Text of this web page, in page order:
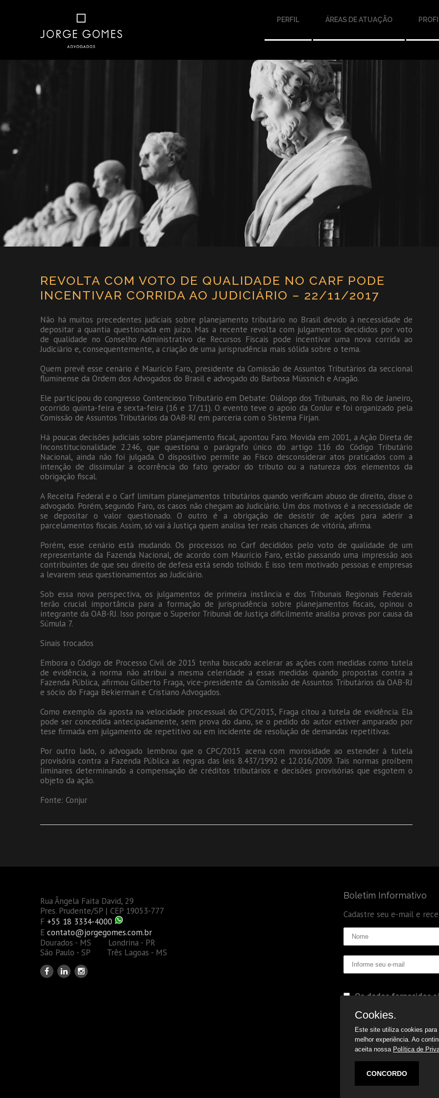
PERFIL ÁREAS DE ATUAÇÃO
REVOLTA COM VOTO DE QUALIDADE NO CARF PODE
INCENTIVAR CORRIDA AO JUDICIÁRIO – 22/11/2017
Não há muitos precedentes judiciais sobre planejamento tributário no Brasil devido à necessidade de
depositar a quantia questionada em juízo. Mas a recente revolta com julgamentos decididos por voto
de qualidade no Conselho Administrativo de Recursos Fiscais pode incentivar uma nova corrida ao
Judiciário e, consequentemente, a criação de uma jurisprudência mais sólida sobre o tema.
Quem prevê esse cenário é Maurício Faro, presidente da Comissão de Assuntos Tributários da seccional
fluminense da Ordem dos Advogados do Brasil e advogado do Barbosa Müssnich e Aragão.
Ele participou do congresso Contencioso Tributário em Debate: Diálogo dos Tribunais, no Rio de Janeiro,
ocorrido quinta-feira e sexta-feira (16 e 17/11). O evento teve o apoio da ConJur e foi organizado pela
Comissão de Assuntos Tributários da OAB-RJ em parceria com o Sistema Firjan.
Há poucas decisões judiciais sobre planejamento fiscal, apontou Faro. Movida em 2001, a Ação Direta de
Inconstitucionalidade 2.246, que questiona o parágrafo único do artigo 116 do Código Tributário
Nacional, ainda não foi julgada. O dispositivo permite ao Fisco desconsiderar atos praticados com a
intenção de dissimular a ocorrência do fato gerador do tributo ou a natureza dos elementos da
obrigação fiscal.
A Receita Federal e o Carf limitam planejamentos tributários quando verificam abuso de direito, disse o
advogado. Porém, segundo Faro, os casos não chegam ao Judiciário. Um dos motivos é a necessidade de
se depositar o valor questionado. O outro é a obrigação de desistir de ações para aderir a
parcelamentos fiscais. Assim, só vai à Justiça quem analisa ter reais chances de vitória, afirma.
Porém, esse cenário está mudando. Os processos no Carf decididos pelo voto de qualidade de um
representante da Fazenda Nacional, de acordo com Maurício Faro, estão passando uma impressão aos
contribuintes de que seu direito de defesa está sendo tolhido. E isso tem motivado pessoas e empresas
a levarem seus questionamentos ao Judiciário.
Sob essa nova perspectiva, os julgamentos de primeira instância e dos Tribunais Regionais Federais
terão crucial importância para a formação de jurisprudência sobre planejamentos fiscais, opinou o
integrante da OAB-RJ. Isso porque o Superior Tribunal de Justiça dificilmente analisa provas por causa da
Súmula 7.
Sinais trocados
Embora o Código de Processo Civil de 2015 tenha buscado acelerar as ações com medidas como tutela
de evidência, a norma não atribui a mesma celeridade a essas medidas quando propostas contra a
Fazenda Pública, afirmou Gilberto Fraga, vice-presidente da Comissão de Assuntos Tributários da OAB-RJ
e sócio do Fraga Bekierman e Cristiano Advogados.
Como exemplo da aposta na velocidade processual do CPC/2015, Fraga citou a tutela de evidência. Ela
pode ser concedida antecipadamente, sem prova do dano, se o pedido do autor estiver amparado por
tese firmada em julgamento de repetitivo ou em incidente de resolução de demandas repetitivas.
Por outro lado, o advogado lembrou que o CPC/2015 acena com morosidade ao estender à tutela
provisória contra a Fazenda Pública as regras das leis 8.437/1992 e 12.016/2009. Tais normas proíbem
liminares determinando a compensação de créditos tributários e decisões provisórias que esgotem o
objeto da ação.
Fonte: Conjur
Rua Ângela Faita David, 29
Pres. Prudente/SP | CEP 19053-777
F +55 18 3334-4000
E contato@jorgegomes.com.br
Dourados - MS Londrina - PR
São Paulo - SP Três Lagoas - MS
Boletim Informativo
Cadastre seu e-mail e
Os dados fornecidos
Cookies.
Este site utiliza cookies para
melhor experiência. Ao
aceita nossa Política de
CONCORDO